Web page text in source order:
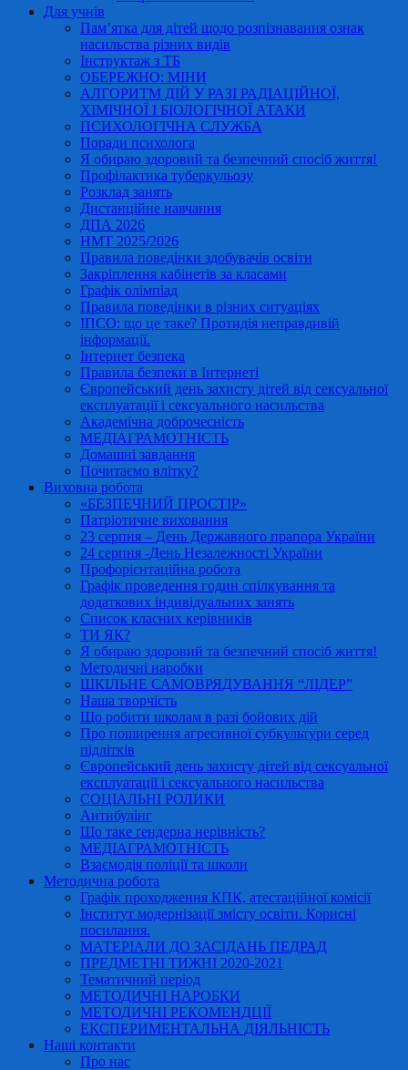
Для учнів
Пам’ятка для дітей щодо розпізнавання ознак
насильства різних видів
Інструктаж з ТБ
ОБЕРЕЖНО: МІНИ
АЛГОРИТМ ДІЙ У РАЗІ РАДІАЦІЙНОЇ,
ХІМІЧНОЇ І БІОЛОГІЧНОЇ АТАКИ
ПСИХОЛОГІЧНА СЛУЖБА
Поради психолога
Я обираю здоровий та безпечний спосіб життя!
Профілактика туберкульозу
Розклад занять
Дистанційне навчання
ДПА 2026
НМТ 2025/2026
Правила поведінки здобувачів освіти
Закріплення кабінетів за класами
Графік олімпіад
Правила поведінки в різних ситуаціях
ІПСО: що це таке? Протидія неправдивій
інформації.
Інтернет безпека
Правила безпеки в Інтернеті
Європейський день захисту дітей від сексуальної
експлуатації і сексуального насильства
Академічна доброчесність
МЕДІАГРАМОТНІСТЬ
Домашні завдання
Почитаємо влітку?
Виховна робота
«БЕЗПЕЧНИЙ ПРОСТІР»
Патріотичне виховання
23 серпня – День Державного прапора України
24 серпня -День Незалежності України
Профорієнтаційна робота
Графік проведення годин спілкування та
додаткових індивідуальних занять
Список класних керівників
ТИ ЯК?
Я обираю здоровий та безпечний спосіб життя!
Методичні наробки
ШКІЛЬНЕ САМОВРЯДУВАННЯ “ЛІДЕР”
Наша творчість
Що робити школам в разі бойових дій
Про поширення агресивної субкультури серед
підлітків
Європейський день захисту дітей від сексуальної
експлуатації і сексуального насильства
СОЦІАЛЬНІ РОЛИКИ
Антибулінг
Що таке ґендерна нерівність?
МЕДІАГРАМОТНІСТЬ
Взаємодія поліції та школи
Методична робота
Графік проходження КПК, атестаційної комісії
Інститут модернізації змісту освіти. Корисні
посилання.
МАТЕРІАЛИ ДО ЗАСІДАНЬ ПЕДРАД
ПРЕДМЕТНІ ТИЖНІ 2020-2021
Тематичний період
МЕТОДИЧНІ НАРОБКИ
МЕТОДИЧНІ РЕКОМЕНДЦІЇ
ЕКСПЕРИМЕНТАЛЬНА ДІЯЛЬНІСТЬ
Наші контакти
Про нас